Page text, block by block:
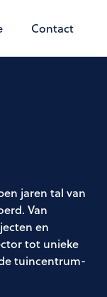
Contact
jaren tal van
Van
en
tot unieke
tuincentrum-